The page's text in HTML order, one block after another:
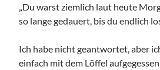
„Du warst ziemlich laut heute
so lange gedauert, bis du endlich
Ich habe nicht geantwortet, aber
einfach mit dem Löffel